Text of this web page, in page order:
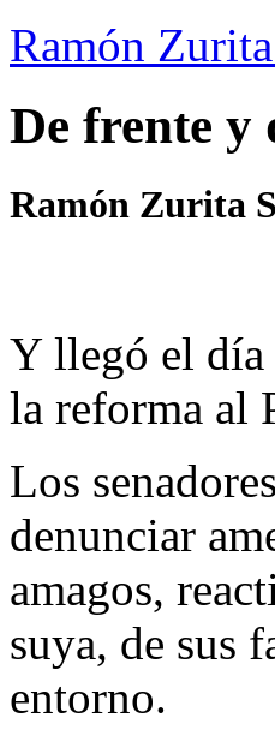
Ramón
De frente y
Ramón Zurita
Y llegó el día
la reforma al
Los
denunciar
amagos,
suya, de sus
entorno.